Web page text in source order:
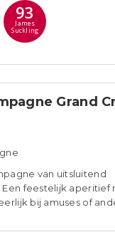
93
James
Suckling